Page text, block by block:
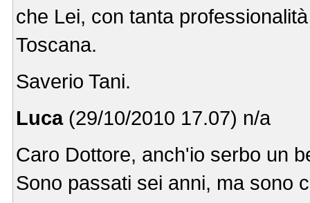
che Lei, con tanta
Toscana.
Saverio Tani.
Luca(29/10/2010 17.07) n/a
Caro Dottore, anch'io serbo un
Sono passati sei anni, ma sono